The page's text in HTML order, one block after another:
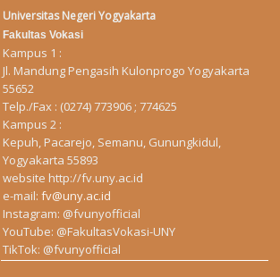
Universitas Negeri Yogyakarta
Fakultas Vokasi
Kampus 1 :
Jl. Mandung Pengasih Kulonprogo Yogyakarta
55652
Telp./Fax : (0274) 773906 ; 774625
Kampus 2 :
Kepuh, Pacarejo, Semanu, Gunungkidul,
Yogyakarta 55893
website http://fv.uny.ac.id
e-mail:fv@uny.ac.id
Instagram: @fvunyofficial
YouTube: @FakultasVokasi-UNY
TikTok: @fvunyofficial